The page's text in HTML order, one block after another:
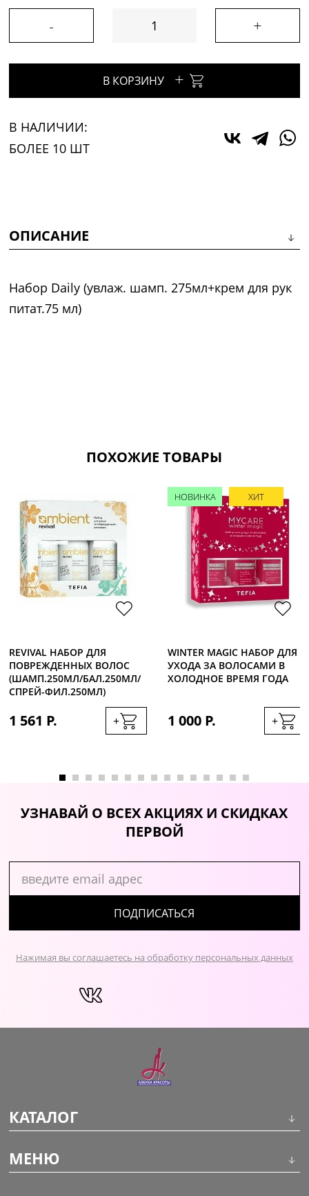
- +
В КОРЗИНУ +
В НАЛИЧИИ:
БОЛЕЕ 10 ШТ
ОПИСАНИЕ
Набор Daily (увлаж. шамп. 275мл+крем для рук
питат.75 мл)
ПОХОЖИЕ ТОВАРЫ
REVIVAL НАБОР ДЛЯ
ПОВРЕЖДЕННЫХ ВОЛОС
(ШАМП.250МЛ/БАЛ.250МЛ/
СПРЕЙ-ФИЛ.250МЛ)
1 561 Р. +
НОВИНКА ХИТ
WINTER MAGIC НАБОР ДЛЯ
УХОДА ЗА ВОЛОСАМИ В
ХОЛОДНОЕ ВРЕМЯ ГОДА
1 000 Р. +
УЗНАВАЙ О ВСЕХ АКЦИЯХ И СКИДКАХ
ПЕРВОЙ
ПОДПИСАТЬСЯ
Нажимая вы соглашаетесь на обработку персональных данных
КАТАЛОГ
МЕНЮ